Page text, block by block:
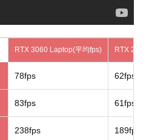
RTX 3060 Laptop(平均fps) RTX
78fps 62fps
83fps 61fps
238fps 189fps